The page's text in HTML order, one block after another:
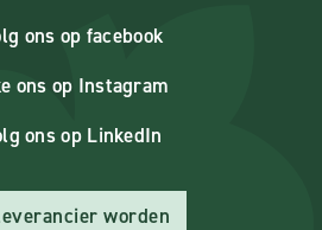
ons op facebook
ons op Instagram
ons op LinkedIn
worden